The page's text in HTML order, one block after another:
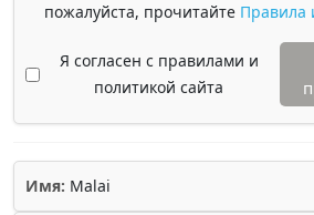
пожалуйста, прочитайте Правила
Я согласен с правилами и
политикой сайта
Имя: Malai